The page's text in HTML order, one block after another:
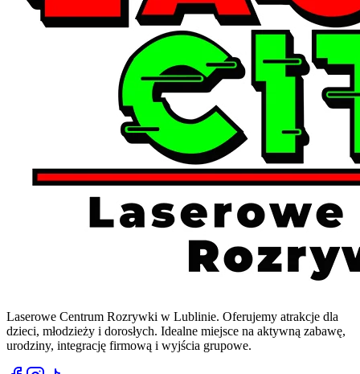
Laserowe Centrum Rozrywki w Lublinie. Oferujemy atrakcje dla
dzieci, młodzieży i dorosłych. Idealne miejsce na aktywną zabawę,
urodziny, integrację firmową i wyjścia grupowe.